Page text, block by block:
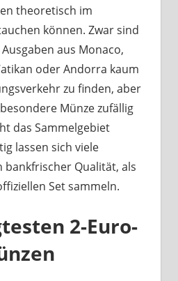
theoretisch im
können. Zwar sind
aus Monaco,
oder Andorra kaum
zu finden, aber
Münze zufällig
das Sammelgebiet
lassen sich viele
bankfrischer Qualität, als
Set sammeln.
2-Euro-